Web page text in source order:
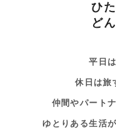
ひ
ど
平日
休日は旅
仲間やパート
ゆとりある生活